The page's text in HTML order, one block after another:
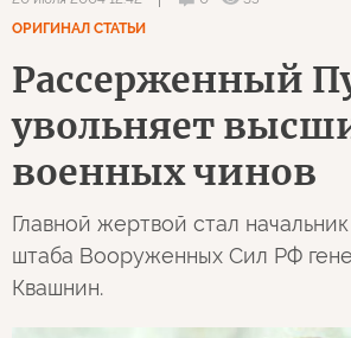
ОРИГИНАЛ СТАТЬИ
Рассерженный
увольняет
военных чинов
Главной жертвой стал
штаба Вооруженных Сил РФ
Квашнин.